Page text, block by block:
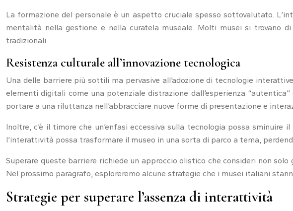
La formazione del personale è un aspetto cruciale spesso sottovalutato.
mentalità nella gestione e nella curatela museale. Molti musei si trovano
tradizionali.
Resistenza culturale all’innovazione tecnologica
Una delle barriere più sottili ma pervasive all’adozione di tecnologie
elementi digitali come una potenziale distrazione dall’esperienza
portare a una riluttanza nell’abbracciare nuove forme di presentazione e
Inoltre, c’è il timore che un’enfasi eccessiva sulla tecnologia possa
l’interattività possa trasformare il museo in una sorta di parco a tema,
Superare queste barriere richiede un approccio olistico che consideri non
Nel prossimo paragrafo, esploreremo alcune strategie che i musei italiani
Strategie per superare l’assenza di interattività